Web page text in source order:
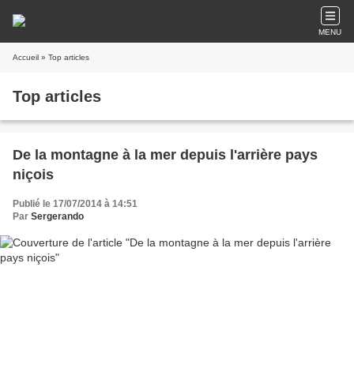
MENU
Accueil » Top articles
Top articles
De la montagne à la mer depuis l'arrière pays
niçois
Publié le 17/07/2014 à 14:51
Par Sergerando